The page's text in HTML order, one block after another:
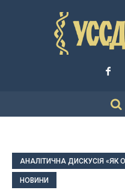
АНАЛІТИЧНА ДИСКУСІЯ «ЯК
НОВИНИ